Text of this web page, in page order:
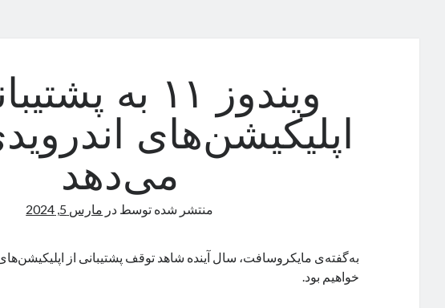
ویندوز ۱۱ به
اپلیکیشن‌های
می‌دهد
منتشر شده توسط در مارس 5, 2024
خواهیم بود.